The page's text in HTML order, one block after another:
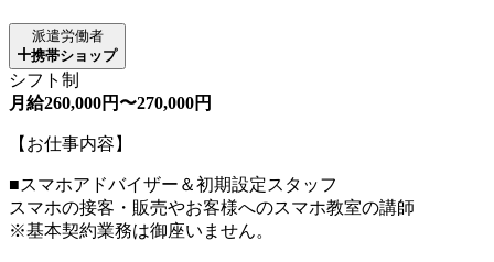
派遣労働者
携帯ショップ
シフト制
月給260,000円〜270,000円
【お仕事内容】
■スマホアドバイザー＆初期設定スタッフ
スマホの接客・販売やお客様へのスマホ教室の講師
※基本契約業務は御座いません。